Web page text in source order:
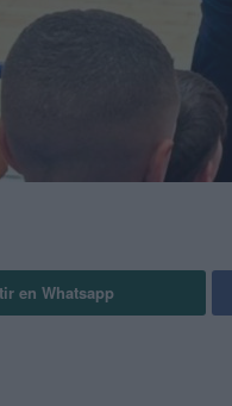
en Whatsapp